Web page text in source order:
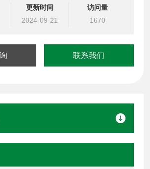
,油路块设计,阀块设计与选型
士乐、派克、中国台湾北部等液压元件
更新时间
2024-09-21
访问量
1670
联系我们